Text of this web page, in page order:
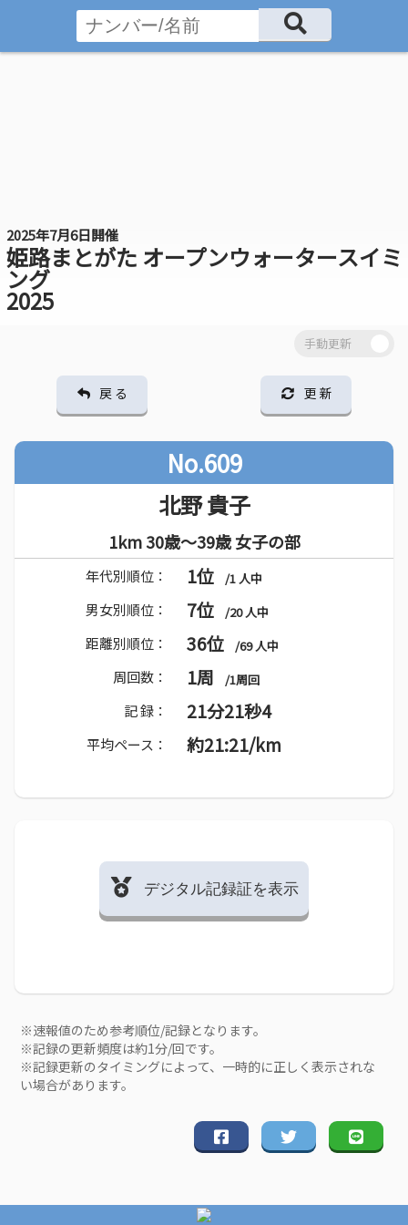
2025年7月6日開催
姫路まとがた オープンウォータースイミ
ング
2025
戻 る 更 新
No.609
北野 貴子
1km 30歳～39歳 女子の部
年代別順位： 1位 /1 人中
男女別順位： 7位 /20 人中
距離別順位： 36位 /69 人中
周回数： 1周 /1周回
記 録： 21分21秒4
平均ペース： 約21:21/km
デジタル記録証を表示
※速報値のため参考順位/記録となります。
※記録の更新頻度は約1分/回です。
※記録更新のタイミングによって、一時的に正しく表示されな
い場合があります。